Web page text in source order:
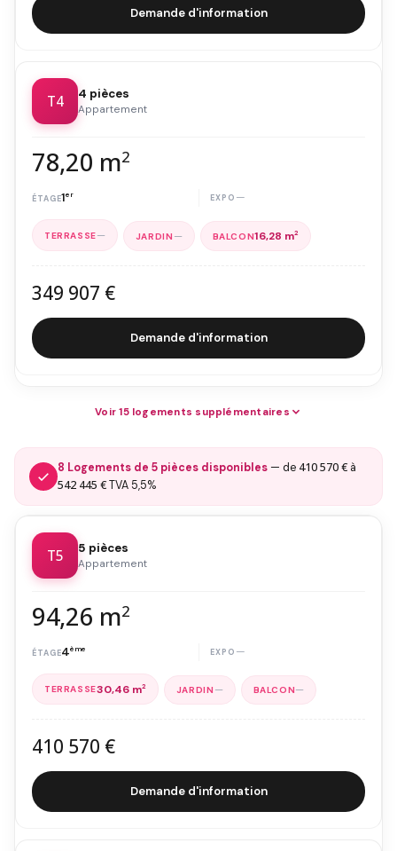
Demande d'information
T4 4 pièces
Appartement
78,20 m2
1er —
— — 16,28 m2
349 907 €
Demande d'information
Voir 15 logements supplémentaires
8 Logements de 5 pièces disponibles — de 410 570 € à
542 445 €TVA 5,5%
T5 5 pièces
Appartement
94,26 m2
4ème —
30,46 m2 — —
410 570 €
Demande d'information